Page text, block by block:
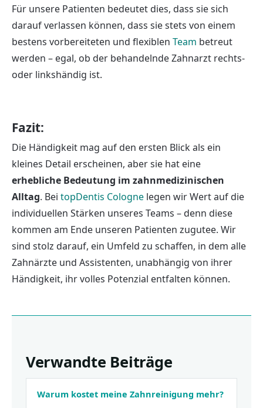
Für unsere Patienten bedeutet dies, dass sie sich
darauf verlassen können, dass sie stets von einem
bestens vorbereiteten und flexiblen Team betreut
werden – egal, ob der behandelnde Zahnarzt rechts-
oder linkshändig ist.
Fazit:
Die Händigkeit mag auf den ersten Blick als ein
kleines Detail erscheinen, aber sie hat eine
erhebliche Bedeutung im zahnmedizinischen
Alltag. Bei topDentis Cologne legen wir Wert auf die
individuellen Stärken unseres Teams – denn diese
kommen am Ende unseren Patienten zugutee. Wir
sind stolz darauf, ein Umfeld zu schaffen, in dem alle
Zahnärzte und Assistenten, unabhängig von ihrer
Händigkeit, ihr volles Potenzial entfalten können.
Verwandte Beiträge
Warum kostet meine Zahnreinigung mehr?